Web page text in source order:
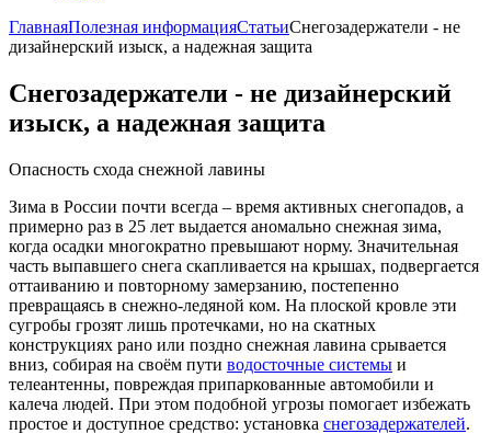
ГлавнаяПолезная информацияСтатьиСнегозадержатели - не
дизайнерский изыск, а надежная защита
Снегозадержатели - не дизайнерский
изыск, а надежная защита
Опасность схода снежной лавины
Зима в России почти всегда – время активных снегопадов, а
примерно раз в 25 лет выдается аномально снежная зима,
когда осадки многократно превышают норму. Значительная
часть выпавшего снега скапливается на крышах, подвергается
оттаиванию и повторному замерзанию, постепенно
превращаясь в снежно-ледяной ком. На плоской кровле эти
сугробы грозят лишь протечками, но на скатных
конструкциях рано или поздно снежная лавина срывается
вниз, собирая на своём пути водосточные системы и
телеантенны, повреждая припаркованные автомобили и
калеча людей. При этом подобной угрозы помогает избежать
простое и доступное средство: установка снегозадержателей.